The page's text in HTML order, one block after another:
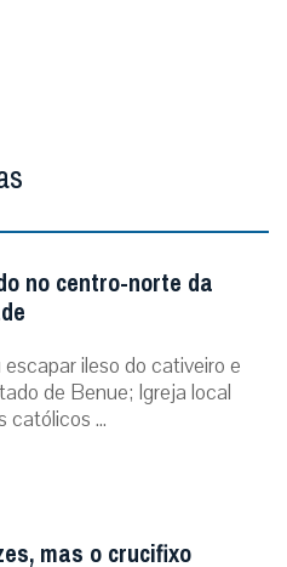
no centro-norte da
ileso do cativeiro e
de Benue; Igreja local
católicos ...
mas o crucifixo